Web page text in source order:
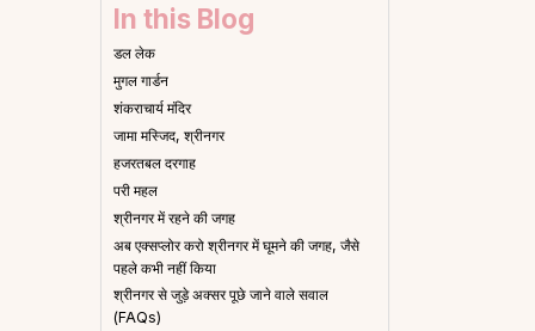
In this Blog
डल लेक
मुगल गार्डन
शंकराचार्य मंदिर
जामा मस्जिद, श्रीनगर
हजरतबल दरगाह
परी महल
श्रीनगर में रहने की जगह
अब एक्सप्लोर करो श्रीनगर में घूमने की जगह, जैसे
पहले कभी नहीं किया
श्रीनगर से जुड़े अक्सर पूछे जाने वाले सवाल
(FAQs)